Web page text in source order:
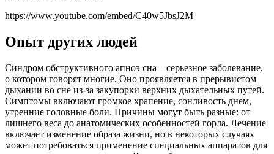
https://www.youtube.com/embed/C40w5JbsJ2M
Опыт других людей
Синдром обструктивного апноэ сна – серьезное заболевание,
о котором говорят многие. Оно проявляется в прерывистом
дыхании во сне из-за закупорки верхних дыхательных путей.
Симптомы включают громкое храпение, сонливость днем,
утренние головные боли. Причины могут быть разные: от
лишнего веса до анатомических особенностей горла. Лечение
включает изменение образа жизни, но в некоторых случаях
может потребоваться применение специальных аппаратов для